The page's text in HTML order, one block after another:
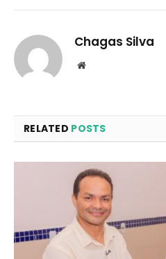
Chagas Silva
Website
RELATED POSTS